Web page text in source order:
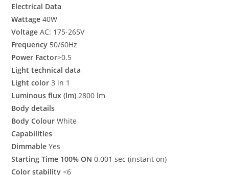
Electrical Data
Wattage40W
VoltageAC: 175-265V
Frequency 50/60Hz
Power Factor>0.5
Light technical data
Light color3 in 1
Luminous flux (lm) 2800 lm
Body details
Body ColourWhite
Capabilities
DimmableYes
Starting Time 100% ON0.001 sec (instant on)
Color stability<6